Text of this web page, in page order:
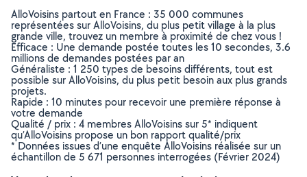
AlloVoisins partout en France : 35 000 communes
représentées sur AlloVoisins, du plus petit village à la plus
grande ville, trouvez un membre à proximité de chez vous !
Efficace : Une demande postée toutes les 10 secondes, 3.6
millions de demandes postées par an
Généraliste : 1 250 types de besoins différents, tout est
possible sur AlloVoisins, du plus petit besoin aux plus grands
projets.
Rapide : 10 minutes pour recevoir une première réponse à
votre demande
Qualité / prix : 4 membres AlloVoisins sur 5* indiquent
qu’AlloVoisins propose un bon rapport qualité/prix
* Données issues d’une enquête AlloVoisins réalisée sur un
échantillon de 5 671 personnes interrogées (Février 2024)